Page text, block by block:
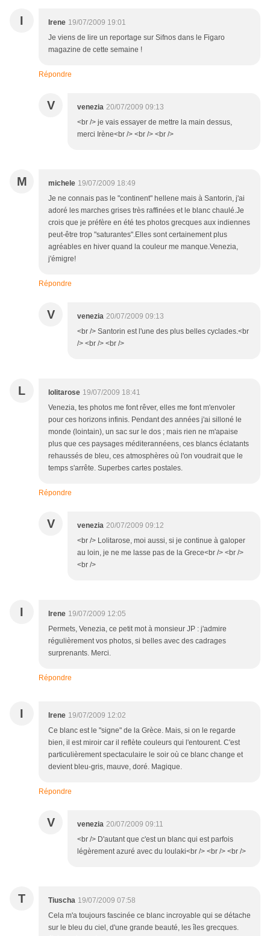
I Irene 19/07/2009 19:01
Je viens de lire un reportage sur Sifnos dans le Figaro
magazine de cette semaine !
Répondre
V venezia 20/07/2009 09:13
<br /> je vais essayer de mettre la main dessus,
merci Irène<br /> <br /> <br />
M michele 19/07/2009 18:49
Je ne connais pas le "continent" hellene mais à Santorin, j'ai
adoré les marches grises très raffinées et le blanc chaulé.Je
crois que je préfère en été tes photos grecques aux indiennes
peut-être trop "saturantes".Elles sont certainement plus
agréables en hiver quand la couleur me manque.Venezia,
j'émigre!
Répondre
V venezia 20/07/2009 09:13
<br /> Santorin est l'une des plus belles cyclades.<br
/> <br /> <br />
L lolitarose 19/07/2009 18:41
Venezia, tes photos me font rêver, elles me font m'envoler
pour ces horizons infinis. Pendant des années j'ai silloné le
monde (lointain), un sac sur le dos ; mais rien ne m'apaise
plus que ces paysages méditerannéens, ces blancs éclatants
rehaussés de bleu, ces atmosphères où l'on voudrait que le
temps s'arrête. Superbes cartes postales.
Répondre
V venezia 20/07/2009 09:12
<br /> Lolitarose, moi aussi, si je continue à galoper
au loin, je ne me lasse pas de la Grece<br /> <br />
<br />
I Irene 19/07/2009 12:05
Permets, Venezia, ce petit mot à monsieur JP : j'admire
régulièrement vos photos, si belles avec des cadrages
surprenants. Merci.
Répondre
I Irene 19/07/2009 12:02
Ce blanc est le "signe" de la Grèce. Mais, si on le regarde
bien, il est miroir car il reflète couleurs qui l'entourent. C'est
particulièrement spectaculaire le soir où ce blanc change et
devient bleu-gris, mauve, doré. Magique.
Répondre
V venezia 20/07/2009 09:11
<br /> D'autant que c'est un blanc qui est parfois
légèrement azuré avec du loulaki<br /> <br /> <br />
T Tiuscha 19/07/2009 07:58
Cela m'a toujours fascinée ce blanc incroyable qui se détache
sur le bleu du ciel, d'une grande beauté, les îles grecques.